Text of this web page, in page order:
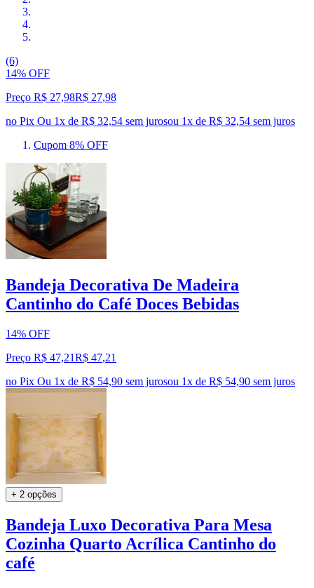
(6)
14% OFF
Preço R$ 27,98R$ 27,98
no Pix Ou 1x de R$ 32,54 sem jurosou 1x de R$ 32,54 sem juros
Cupom 8% OFF
Bandeja Decorativa De Madeira
Cantinho do Café Doces Bebidas
14% OFF
Preço R$ 47,21R$ 47,21
no Pix Ou 1x de R$ 54,90 sem jurosou 1x de R$ 54,90 sem juros
+ 2 opções
Bandeja Luxo Decorativa Para Mesa
Cozinha Quarto Acrílica Cantinho do
café